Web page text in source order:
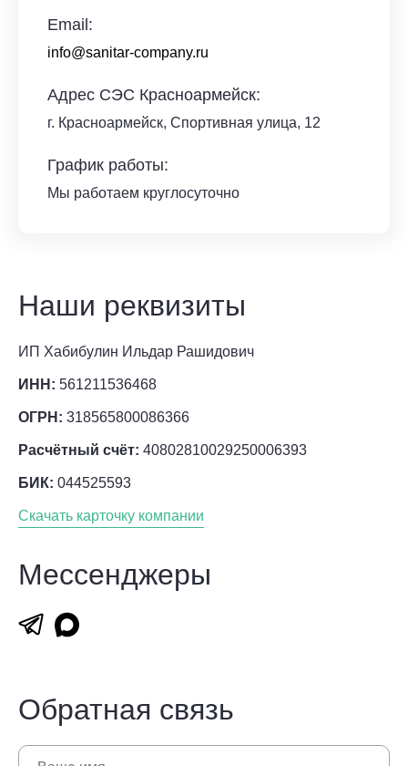
Email:
info@sanitar-company.ru
Адрес СЭС Красноармейск:
г. Красноармейск, Спортивная улица, 12
График работы:
Мы работаем круглосуточно
Наши реквизиты
ИП Хабибулин Ильдар Рашидович
ИНН: 561211536468
ОГРН: 318565800086366
Расчётный счёт: 40802810029250006393
БИК: 044525593
Скачать карточку компании
Мессенджеры
Обратная связь